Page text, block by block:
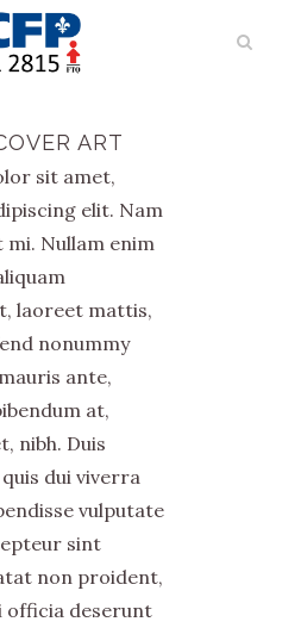
ART
sit amet,
elit. Nam
mi. Nullam enim
laoreet mattis,
nonummy
ante,
at,
nibh. Duis
dui viverra
vulputate
sint
non proident,
officia deserunt